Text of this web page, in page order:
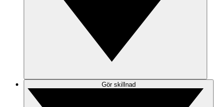
Gör skillnad